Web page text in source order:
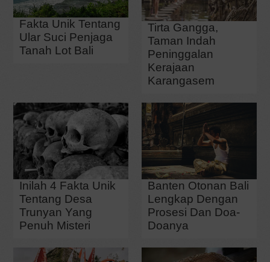
Fakta Unik Tentang
Ular Suci Penjaga
Tanah Lot Bali
Tirta Gangga,
Taman Indah
Peninggalan
Kerajaan
Karangasem
Inilah 4 Fakta Unik
Tentang Desa
Trunyan Yang
Penuh Misteri
Banten Otonan Bali
Lengkap Dengan
Prosesi Dan Doa-
Doanya